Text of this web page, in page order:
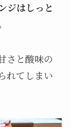
ジはしっと
さと酸味の
れてしまい